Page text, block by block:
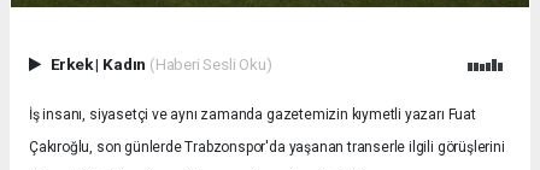
Erkek| Kadın (Haberi Sesli Oku)
İş insanı, siyasetçi ve aynı zamanda gazetemizin kıymetli yazarı Fuat
Çakıroğlu, son günlerde Trabzonspor'da yaşanan transerle ilgili görüşlerini